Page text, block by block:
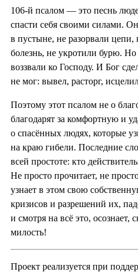
106-й псалом — это песнь
спасти себя своими силами.
в пустыне, не разорвали
болезнь, не укротили бурю.
воззвали ко Господу. И Бог
не мог: вывел, расторг,
Поэтому этот псалом не о
благодарят за комфортную и
о спасённых людях, которые
на краю гибели. Последние
всей простоте: кто
Не просто прочитает, не
узнает в этом свою
кризисов и разрешений их,
и смотря на всё это, осознает,
милость!
Проект реализуется при